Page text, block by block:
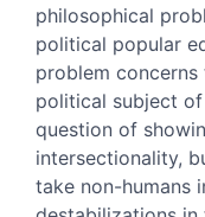
philosophical
political popular
problem
political subject
question of
intersectionality,
take non-humans